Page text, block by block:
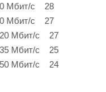
Мбит/c 28
Мбит/c 27
Мбит/c 27
Мбит/c 25
Мбит/c 24